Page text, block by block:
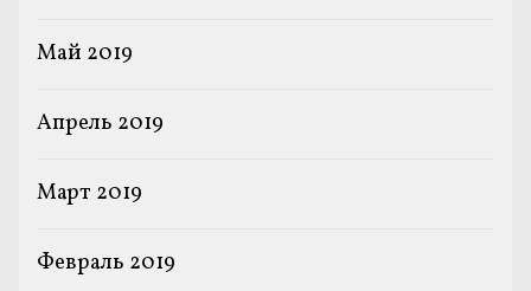
Май 2019
Апрель 2019
Март 2019
Февраль 2019